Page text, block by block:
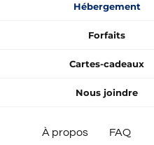
Hébergement
Forfaits
Cartes-cadeaux
Nous joindre
À propos FAQ